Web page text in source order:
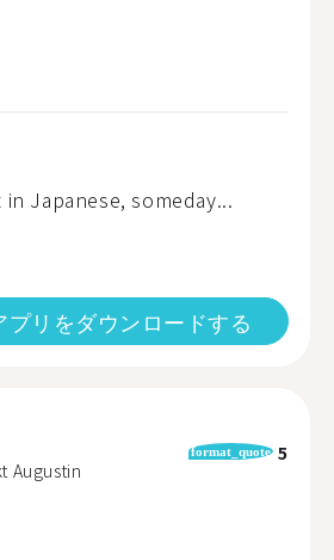
Japanese, someday...
プリをダウンロードする
Augustin
format_quote 5